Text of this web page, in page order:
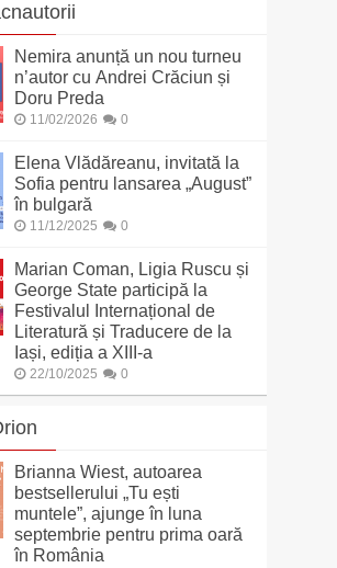
Nemira anunță un nou turneu
n’autor cu Andrei Crăciun și
Doru Preda
11/02/2026 0
Elena Vlădăreanu, invitată la
Sofia pentru lansarea „August”
în bulgară
11/12/2025 0
Marian Coman, Ligia Ruscu și
George State participă la
Festivalul Internațional de
Literatură și Traducere de la
Iași, ediția a XIII-a
22/10/2025 0
Brianna Wiest, autoarea
bestsellerului „Tu ești
muntele”, ajunge în luna
septembrie pentru prima oară
în România